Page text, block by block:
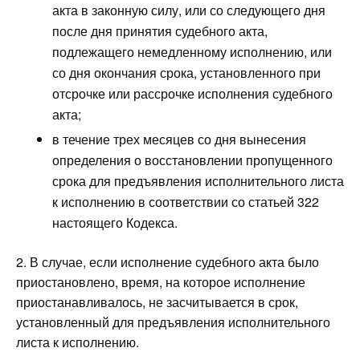
акта в законную силу, или со следующего дня
после дня принятия судебного акта,
подлежащего немедленному исполнению, или
со дня окончания срока, установленного при
отсрочке или рассрочке исполнения судебного
акта;
в течение трех месяцев со дня вынесения
определения о восстановлении пропущенного
срока для предъявления исполнительного листа
к исполнению в соответствии со статьей 322
настоящего Кодекса.
2. В случае, если исполнение судебного акта было
приостановлено, время, на которое исполнение
приостанавливалось, не засчитывается в срок,
установленный для предъявления исполнительного
листа к исполнению.